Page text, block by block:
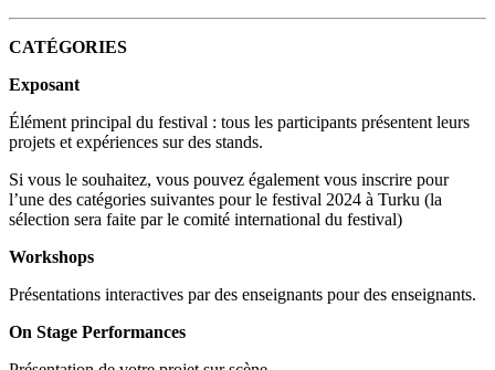
CATÉGORIES
Exposant
Élément principal du festival : tous les participants présentent leurs
projets et expériences sur des stands.
Si vous le souhaitez, vous pouvez également vous inscrire pour
l’une des catégories suivantes pour le festival 2024 à Turku (la
sélection sera faite par le comité international du festival)
Workshops
Présentations interactives par des enseignants pour des enseignants.
On Stage Performances